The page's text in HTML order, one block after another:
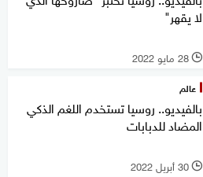
لا يقهر"
l 28 مايو 2022
عالم
بالفيديو.. روسيا تستخدم اللغم الذكي
المضاد للدبابات
l 30 أبريل 2022